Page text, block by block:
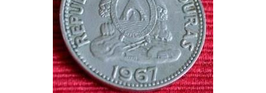
Para que tus
Pesebres sean únicos
y llenos de magia
Para
perfeccionar tu estilo
de decoración
hogareña
Para cuidar la